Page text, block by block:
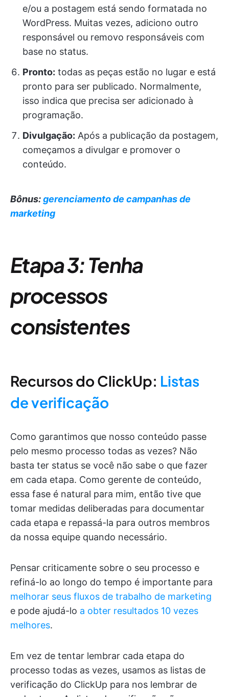
e/ou a postagem está sendo formatada no
WordPress. Muitas vezes, adiciono outro
responsável ou removo responsáveis com
base no status.
Pronto: todas as peças estão no lugar e está
pronto para ser publicado. Normalmente,
isso indica que precisa ser adicionado à
programação.
Divulgação: Após a publicação da postagem,
começamos a divulgar e promover o
conteúdo.
Bônus:gerenciamento de campanhas de
marketing
Etapa 3: Tenha
processos
consistentes
Recursos do ClickUp: Listas
de verificação
Como garantimos que nosso conteúdo passe
pelo mesmo processo todas as vezes? Não
basta ter status se você não sabe o que fazer
em cada etapa. Como gerente de conteúdo,
essa fase é natural para mim, então tive que
tomar medidas deliberadas para documentar
cada etapa e repassá-la para outros membros
da nossa equipe quando necessário.
Pensar criticamente sobre o seu processo e
refiná-lo ao longo do tempo é importante para
melhorar seus fluxos de trabalho de marketing
e pode ajudá-lo a obter resultados 10 vezes
melhores.
Em vez de tentar lembrar cada etapa do
processo todas as vezes, usamos as listas de
verificação do ClickUp para nos lembrar de